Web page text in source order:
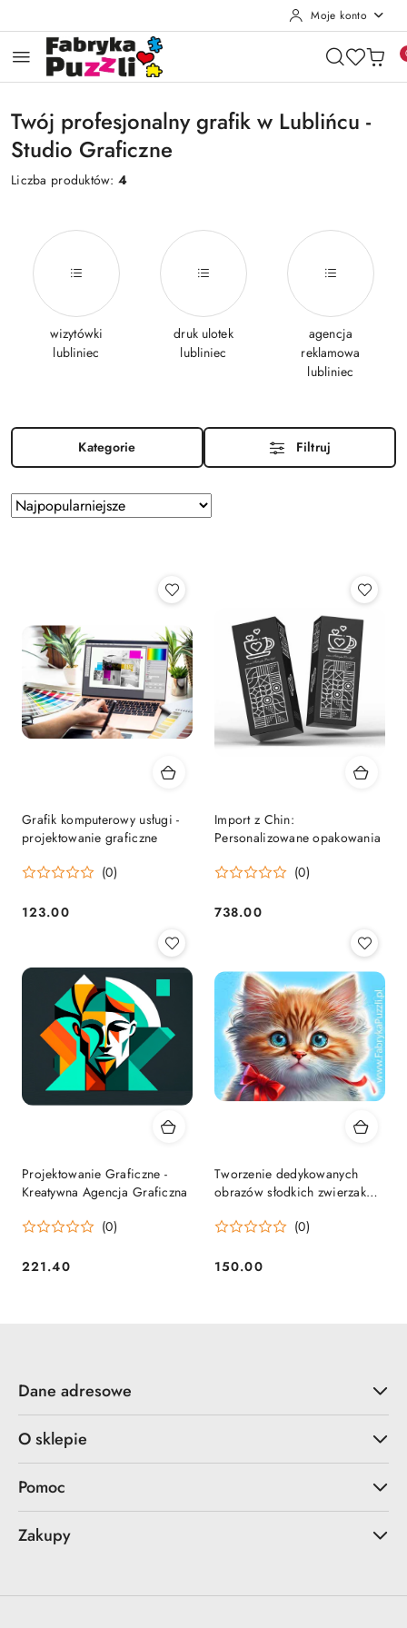
Moje konto
Twój profesjonalny grafik w Lublińcu -
Studio Graficzne
Liczba produktów:4
wizytówki
lubliniec
druk ulotek
lubliniec
agencja
reklamowa
lubliniec
Kategorie Filtruj
Zastosowano
sortowanie:
Sortuj
według
Grafik komputerowy usługi -
projektowanie graficzne
(0)
Cena:
123.00
Import z Chin:
Personalizowane opakowania
(0)
Cena:
738.00
Projektowanie Graficzne -
Kreatywna Agencja Graficzna
(0)
Cena:
221.40
Tworzenie dedykowanych
obrazów słodkich zwierzaków
zamówienie
(0)
Cena:
150.00
Dane adresowe
O sklepie
Pomoc
Zakupy